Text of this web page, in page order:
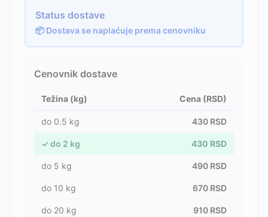
Status dostave
📦 Dostava se naplaćuje prema cenovniku
Cenovnik dostave
Težina (kg) Cena (RSD)
do 0.5 kg 430 RSD
✓ do 2 kg 430 RSD
do 5 kg 490 RSD
do 10 kg 670 RSD
do 20 kg 910 RSD